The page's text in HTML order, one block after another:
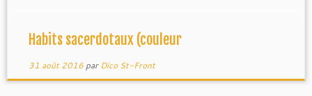
Habits sacerdotaux (couleur
31 août 2016 parDico St-Front